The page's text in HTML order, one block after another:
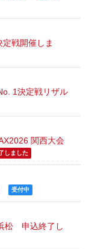
戦開催しま
1決定戦リザル
関西大会
しました
受付中
松 申込終了し